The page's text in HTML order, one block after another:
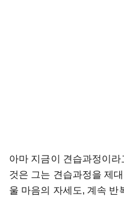
아마 지금이 견습과정이
것은 그는 견습과정을 제
울 마음의 자세도, 계속 반